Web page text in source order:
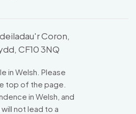
Coron,
CF10 3NQ
in Welsh. Please
top of the page.
in Welsh, and
not lead to a